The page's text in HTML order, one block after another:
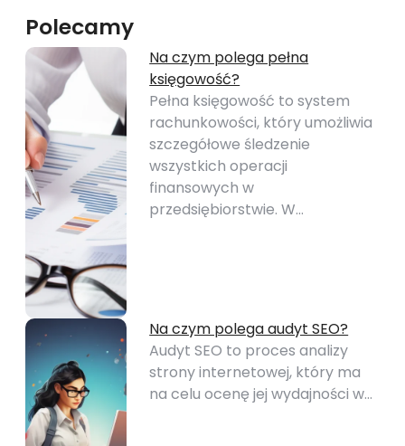
Polecamy
Na czym polega pełna
księgowość?
Pełna księgowość to system
rachunkowości, który umożliwia
szczegółowe śledzenie
wszystkich operacji
finansowych w
przedsiębiorstwie. W…
Na czym polega audyt SEO?
Audyt SEO to proces analizy
strony internetowej, który ma
na celu ocenę jej wydajności w…